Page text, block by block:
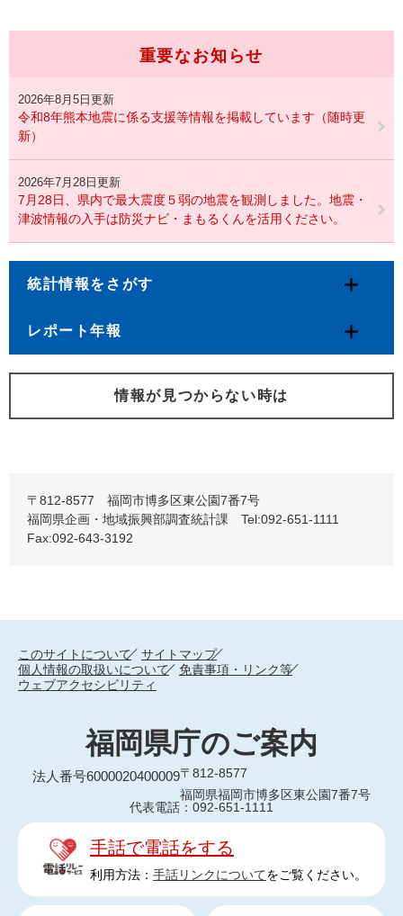
重要なお知らせ
2026年8月5日更新
令和8年熊本地震に係る支援等情報を掲載しています（随時更
新）
2026年7月28日更新
7月28日、県内で最大震度５弱の地震を観測しました。地震・
津波情報の入手は防災ナビ・まもるくんを活用ください。
統計情報をさがす
レポート年報
情報が見つからない時は
〒812-8577 福岡市博多区東公園7番7号
福岡県企画・地域振興部調査統計課 Tel:092-651-1111
Fax:092-643-3192
このサイトについて
サイトマップ
個人情報の取扱いについて
免責事項・リンク等
ウェブアクセシビリティ
福岡県庁のご案内
法人番号6000020400009〒812-8577
福岡県福岡市博多区東公園7番7号
代表電話：092-651-1111
手話で電話をする
利用方法： 手話リンクについてをご覧ください。